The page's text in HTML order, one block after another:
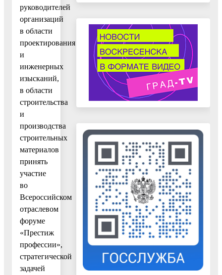
руководителей
организаций
в области
проектирования
и
инженерных
изысканий,
в области
строительства
и
производства
строительных
материалов
принять
участие
во
Всероссийском
отраслевом
форуме
«Престиж
профессии»,
стратегической
задачей